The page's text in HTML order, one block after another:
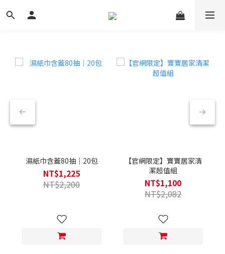
濕紙巾含蓋80抽｜20包
NT$1,225
NT$2,200
【官網限定】寶寶居家清
潔超值組
NT$1,100
NT$2,082